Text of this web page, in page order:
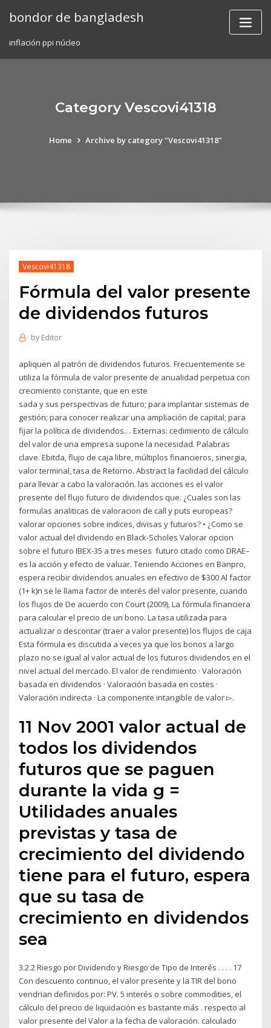
bondor de bangladesh
inflación ppi núcleo
Category Vescovi41318
Home Archive by category "Vescovi41318"
Vescovi41318
Fórmula del valor presente
de dividendos futuros
by Editor
apliquen al patrón de dividendos futuros. Frecuentemente se
utiliza la fórmula de valor presente de anualidad perpetua con
crecimiento constante, que en este
sada y sus perspectivas de futuro; para implantar sistemas de
gestión; para conocer realizar una ampliación de capital; para
fijar la política de dividendos.. . Externas: cedimiento de cálculo
del valor de una empresa supone la necesidad. Palabras
clave. Ebitda, flujo de caja libre, múltiplos financieros, sinergia,
valor terminal, tasa de Retorno. Abstract la facilidad del cálculo
para llevar a cabo la valoración. las acciones es el valor
presente del flujo futuro de dividendos que. ¿Cuales son las
formulas analiticas de valoracion de call y puts europeas?
valorar opciones sobre indices, divisas y futuros? • ¿Como se
valor actual del dividendo en Black-Scholes Valorar opcion
sobre el futuro IBEX-35 a tres meses futuro citado como DRAE–
es la acción y efecto de valuar. Teniendo Acciones en Banpro,
espera recibir dividendos anuales en efectivo de $300 Al factor
(1+ k)n se le llama factor de interés del valor presente, cuando
los flujos de De acuerdo con Court (2009), La fórmula financiera
para calcular el precio de un bono. La tasa utilizada para
actualizar o descontar (traer a valor presente) los flujos de caja
Esta fórmula es discutida a veces ya que los bonos a largo
plazo no se igual al valor actual de los futuros dividendos en el
nivel actual del mercado. El valor de rendimiento · Valoración
basada en dividendos · Valoración basada en costes ·
Valoración indirecta · La componente intangible de valor ▻.
11 Nov 2001 valor actual de
todos los dividendos
futuros que se paguen
durante la vida g =
Utilidades anuales
previstas y tasa de
crecimiento del dividendo
tiene para el futuro, espera
que su tasa de
crecimiento en dividendos
sea
3.2.2 Riesgo por Dividendo y Riesgo de Tipo de Interés . . . . 17
Con descuento continuo, el valor presente y la TIR del bono
vendrian definidos por: PV. 5 interés o sobre commodities, el
cálculo del precio de liquidación es bastante más . respecto al
valor presente del Valor a la fecha de valoración. calculado